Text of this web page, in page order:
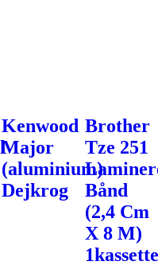
Kenwood
Major
(aluminium)
Dejkrog
Brother
Tze 251
Bånd
(2,4 Cm
X 8 M)